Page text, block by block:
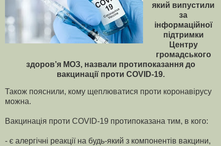
який випустили
за
інформаційної
підтримки
Центру
громадського
здоров’я МОЗ, назвали протипоказання до
вакцинації проти COVID-19.
Також пояснили, кому щеплюватися проти коронавірусу
можна.
Вакцинація проти COVID-19 протипоказана тим, в кого:
- є алергічні реакції на будь-який з компонентів вакцини,